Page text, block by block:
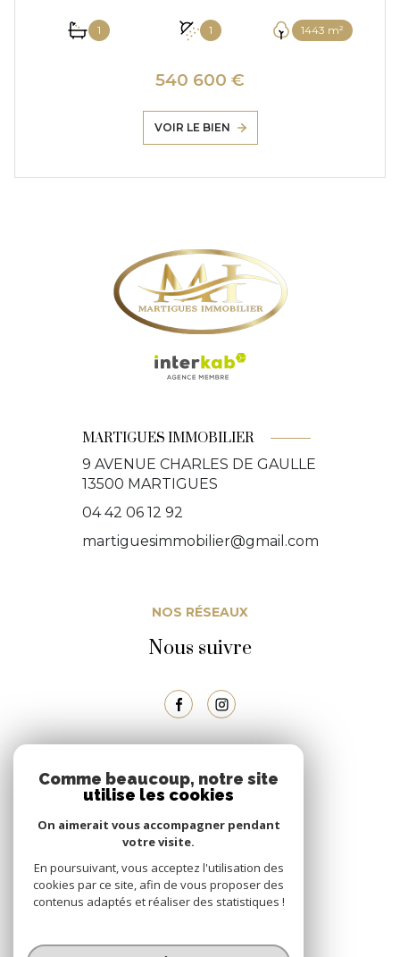
1 1 1443 m²
540 600 €
VOIR LE BIEN
MARTIGUES IMMOBILIER
9 AVENUE CHARLES DE GAULLE
13500 MARTIGUES
04 42 06 12 92
martiguesimmobilier@gmail.com
NOS RÉSEAUX
Nous suivre
ADHÉRENTS
Nous adhérons
© 2026 | Tous droits réservés
Comme beaucoup, notre site
utilise les cookies
On aimerait vous accompagner pendant
votre visite.
En poursuivant, vous acceptez l'utilisation des
cookies par ce site, afin de vous proposer des
contenus adaptés et réaliser des statistiques !